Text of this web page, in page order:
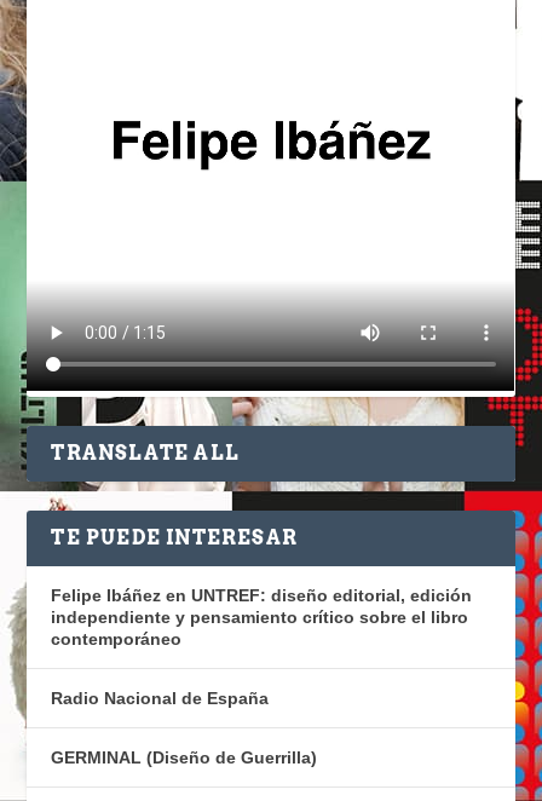
TRANSLATE ALL
TE PUEDE INTERESAR
Felipe Ibáñez en UNTREF: diseño editorial, edición
independiente y pensamiento crítico sobre el libro
contemporáneo
Radio Nacional de España
GERMINAL (Diseño de Guerrilla)